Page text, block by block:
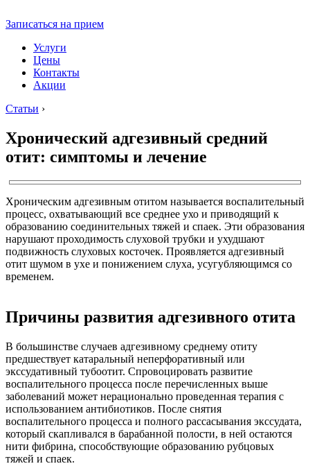
Записаться на прием
Услуги
Цены
Контакты
Акции
Статьи ›
Хронический адгезивный средний
отит: симптомы и лечение
Хроническим адгезивным отитом называется воспалительный
процесс, охватывающий все среднее ухо и приводящий к
образованию соединительных тяжей и спаек. Эти образования
нарушают проходимость слуховой трубки и ухудшают
подвижность слуховых косточек. Проявляется адгезивный
отит шумом в ухе и понижением слуха, усугубляющимся со
временем.
Причины развития адгезивного отита
В большинстве случаев адгезивному среднему отиту
предшествует катаральный неперфоративный или
экссудативный тубоотит. Спровоцировать развитие
воспалительного процесса после перечисленных выше
заболеваний может нерационально проведенная терапия с
использованием антибиотиков. После снятия
воспалительного процесса и полного рассасывания экссудата,
который скапливался в барабанной полости, в ней остаются
нити фибрина, способствующие образованию рубцовых
тяжей и спаек.